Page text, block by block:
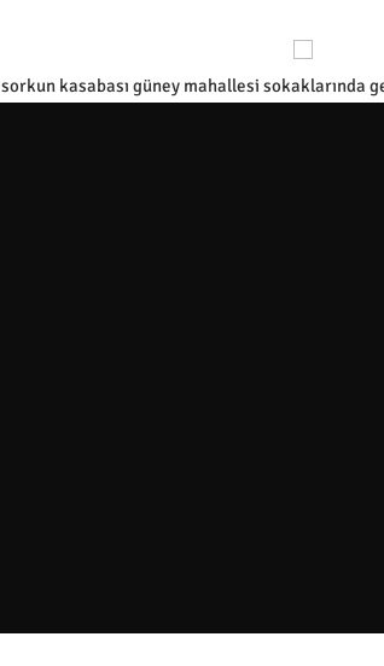
sorkun kasabası güney mahallesi sokaklarında